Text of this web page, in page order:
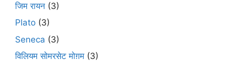
जिम रायन (3)
Plato (3)
Seneca (3)
विलियम सोमरसेट मोग़म (3)